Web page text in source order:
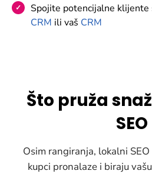
Spojite potencijalne klijente
CRM ili vaš CRM
Što pruža
SEO
Osim rangiranja, lokalni
kupci pronalaze i biraju